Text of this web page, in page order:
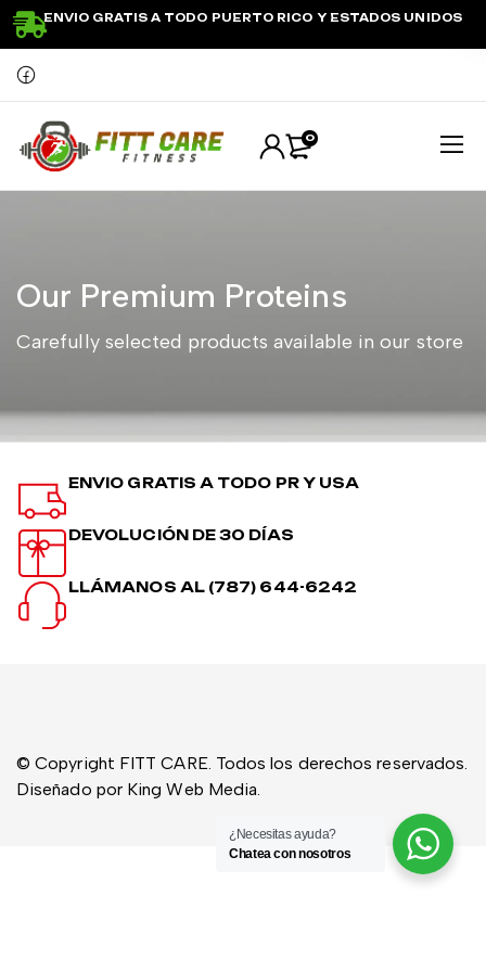
ENVIO GRATIS A TODO PUERTO RICO Y ESTADOS UNIDOS
0
Our Premium Proteins
Carefully selected products available in our store
ENVIO GRATIS A TODO PR Y USA
DEVOLUCIÓN DE 30 DÍAS
LLÁMANOS AL (787) 644-6242
© Copyright FITT CARE. Todos los derechos reservados.
Diseñado por King Web Media.
¿Necesitas ayuda?
Chatea con nosotros